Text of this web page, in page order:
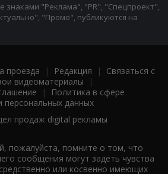
знаками "Реклама", "PR", "Спецпроект",
"Промо", публикуются на
проезда | Редакция | Связаться с
видеоматериалы |
|
Политика в сфере
персональных данных
продаж digital рекламы
пожалуйста, помните о том, что
сообщения могут задеть чувства
или косвенно имеющих